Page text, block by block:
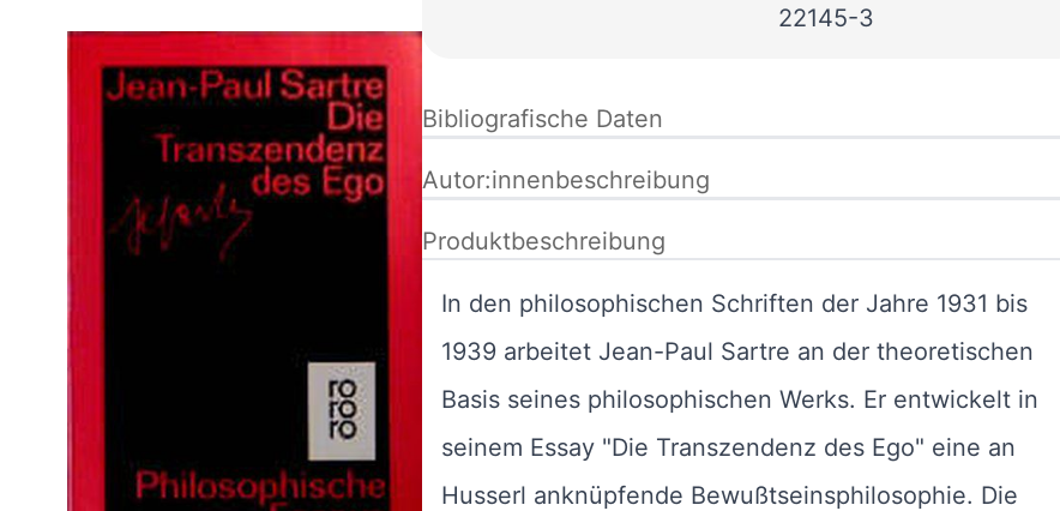
22145-3
Bibliografische Daten
Autor:innenbeschreibung
Produktbeschreibung
In den philosophischen Schriften der Jahre 1931 bis
1939 arbeitet Jean-Paul Sartre an der theoretischen
Basis seines philosophischen Werks. Er entwickelt in
seinem Essay "Die Transzendenz des Ego" eine an
Husserl anknüpfende Bewußtseinsphilosophie. Die